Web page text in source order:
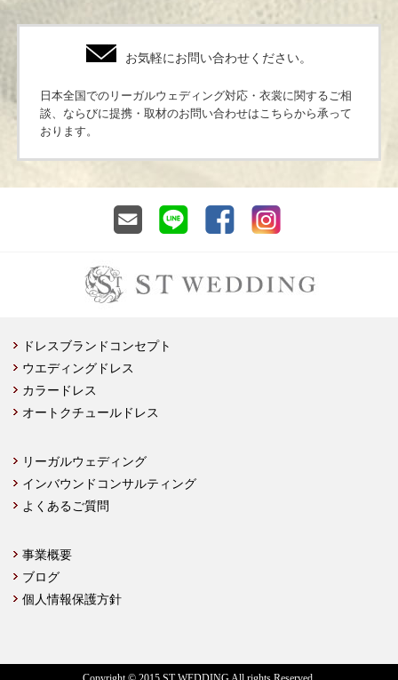
お気軽にお問い合わせください。
日本全国でのリーガルウェディング対応・衣裳に関するご相
談、ならびに提携・取材のお問い合わせはこちらから承って
おります。
ドレスブランドコンセプト
ウエディングドレス
カラードレス
オートクチュールドレス
リーガルウェディング
インバウンドコンサルティング
よくあるご質問
事業概要
ブログ
個人情報保護方針